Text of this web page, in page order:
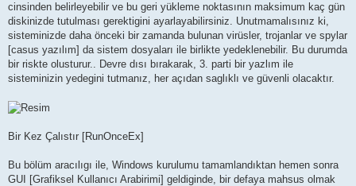
cinsinden belirleyebilir ve bu geri yükleme noktasının maksimum kaç gün
diskinizde tutulması gerektigini ayarlayabilirsiniz. Unutmamalısınız ki,
sisteminizde daha önceki bir zamanda bulunan virüsler, trojanlar ve spylar
[casus yazılım] da sistem dosyaları ile birlikte yedeklenebilir. Bu durumda
bir riskte olusturur.. Devre dısı bırakarak, 3. parti bir yazlım ile
sisteminizin yedegini tutmanız, her açıdan saglıklı ve güvenli olacaktır.
Bir Kez Çalıstır [RunOnceEx]
Bu bölüm aracılıgı ile, Windows kurulumu tamamlandıktan hemen sonra
GUI [Grafiksel Kullanıcı Arabirimi] geldiginde, bir defaya mahsus olmak